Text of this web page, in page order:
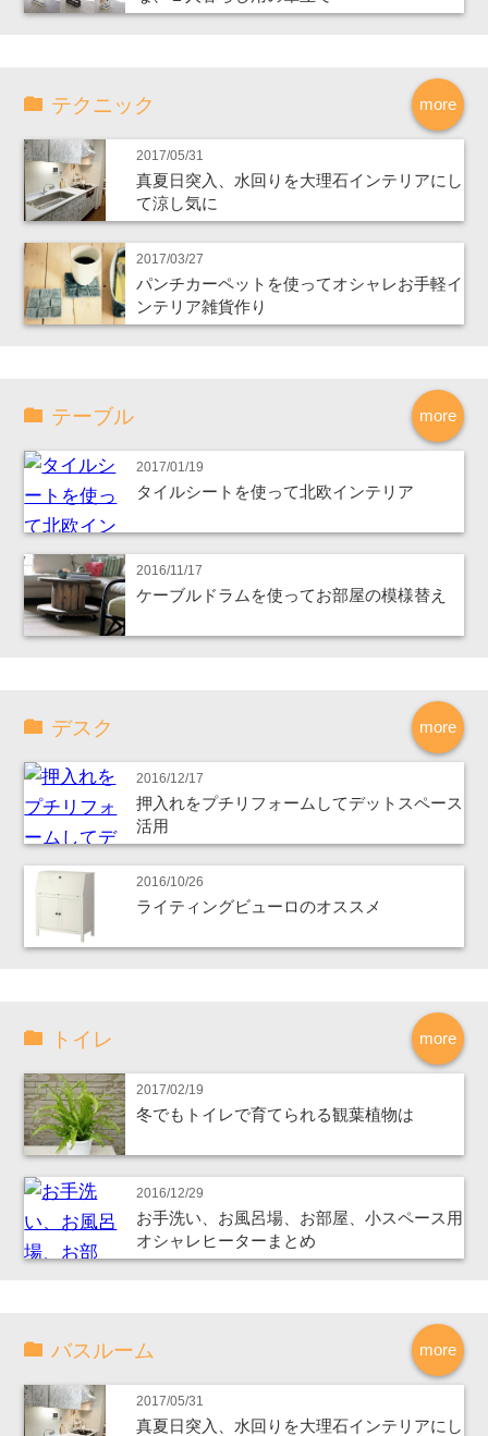
more
テクニック
2017/05/31
真夏日突入、水回りを大理石インテリアにし
て涼し気に
2017/03/27
パンチカーペットを使ってオシャレお手軽イ
ンテリア雑貨作り
more
テーブル
2017/01/19
タイルシートを使って北欧インテリア
2016/11/17
ケーブルドラムを使ってお部屋の模様替え
more
デスク
2016/12/17
押入れをプチリフォームしてデットスペース
活用
2016/10/26
ライティングビューロのオススメ
more
トイレ
2017/02/19
冬でもトイレで育てられる観葉植物は
2016/12/29
お手洗い、お風呂場、お部屋、小スペース用
オシャレヒーターまとめ
more
バスルーム
2017/05/31
真夏日突入、水回りを大理石インテリアにし